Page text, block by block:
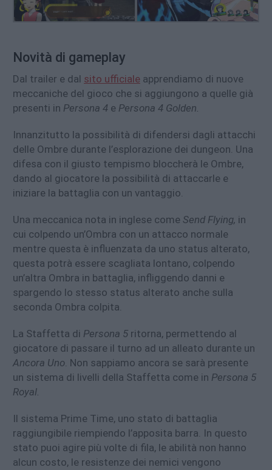
Novità di gameplay
Dal trailer e dal sito ufficiale apprendiamo di nuove
meccaniche del gioco che si aggiungono a quelle già
presenti in Persona 4 e Persona 4 Golden.
Innanzitutto la possibilità di difendersi dagli attacchi
delle Ombre durante l’esplorazione dei dungeon. Una
difesa con il giusto tempismo bloccherà le Ombre,
dando al giocatore la possibilità di attaccarle e
iniziare la battaglia con un vantaggio.
Una meccanica nota in inglese come Send Flying, in
cui colpendo un’Ombra con un attacco normale
mentre questa è influenzata da uno status alterato,
questa potrà essere scagliata lontano, colpendo
un’altra Ombra in battaglia, infliggendo danni e
spargendo lo stesso status alterato anche sulla
seconda Ombra colpita.
La Staffetta di Persona 5 ritorna, permettendo al
giocatore di passare il turno ad un alleato durante un
Ancora Uno. Non sappiamo ancora se sarà presente
un sistema di livelli della Staffetta come in Persona 5
Royal.
Il sistema Prime Time, uno stato di battaglia
raggiungibile riempiendo l’apposita barra. In questo
stato puoi agire più volte di fila, le abilità non hanno
alcun costo, le resistenze dei nemici vengono